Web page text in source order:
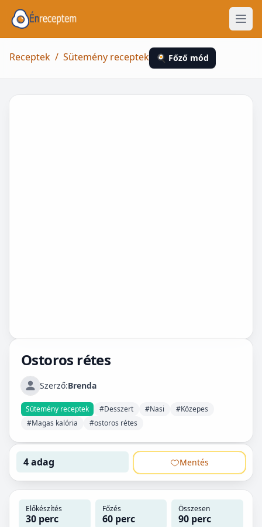
Receptek / Sütemény receptek 🍳 Főző mód
Ostoros rétes
Szerző:Brenda
Sütemény receptek #Desszert #Nasi
#Közepes
#Magas kalória
#ostoros rétes
4 adag Mentés
Előkészítés
30 perc
Főzés
60 perc
Összesen
90 perc